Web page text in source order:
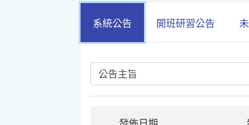
系統公告 開班研習公告